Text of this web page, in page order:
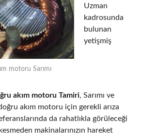
motoru Sarımı
Uzman
kadrosunda
bulunan
yetişmiş
akım motoru Tamiri, Sarımı ve
akım motoru için gerekli arıza
da rahatlıkla görüleceği
makinalarınızın hareket